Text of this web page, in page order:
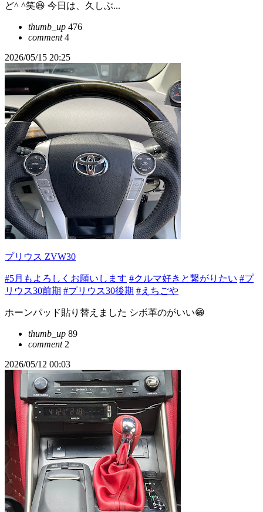
ど^ ^笑😆 今日は、久しぶ...
thumb_up 476
comment4
2026/05/15 20:25
プリウス ZVW30
#5月もよろしくお願いします #クルマ好きと繋がりたい #プ
リウス30前期 #プリウス30後期 #えちごや
ホーンパッド貼り替えました シボ革のがいい😁
thumb_up 89
comment2
2026/05/12 00:03